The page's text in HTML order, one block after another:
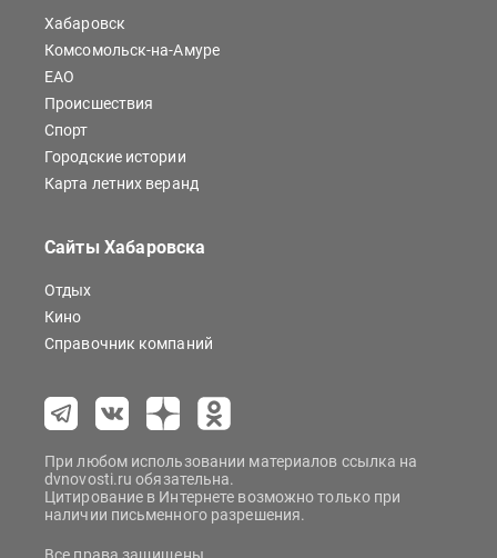
Хабаровск
Комсомольск-на-Амуре
ЕАО
Происшествия
Спорт
Городские истории
Карта летних веранд
Сайты Хабаровска
Отдых
Кино
Справочник компаний
При любом использовании материалов ссылка на
dvnovosti.ru обязательна.
Цитирование в Интернете возможно только при
наличии письменного разрешения.